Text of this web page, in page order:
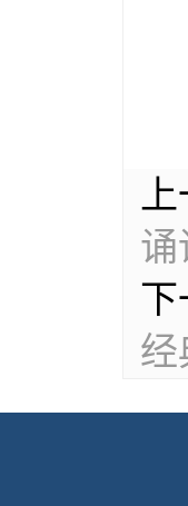
诵
下
经